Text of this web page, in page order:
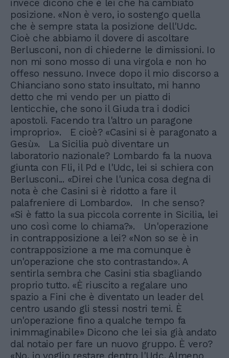
invece dicono che è lei che ha cambiato
posizione. «Non è vero, io sostengo quella
che è sempre stata la posizione dell'Udc.
Cioè che abbiamo il dovere di ascoltare
Berlusconi, non di chiederne le dimissioni. Io
non mi sono mosso di una virgola e non ho
offeso nessuno. Invece dopo il mio discorso a
Chianciano sono stato insultato, mi hanno
detto che mi vendo per un piatto di
lenticchie, che sono il Giuda tra i dodici
apostoli. Facendo tra l'altro un paragone
improprio». E cioè? «Casini si è paragonato a
Gesù». La Sicilia può diventare un
laboratorio nazionale? Lombardo fa la nuova
giunta con Fli, il Pd e l'Udc, lei si schiera con
Berlusconi... «Direi che l'unica cosa degna di
nota è che Casini si è ridotto a fare il
palafreniere di Lombardo». In che senso?
«Si è fatto la sua piccola corrente in Sicilia, lei
uno così come lo chiama?». Un'operazione
in contrapposizione a lei? «Non so se è in
contrapposizione a me ma comunque è
un'operazione che sto contrastando». A
sentirla sembra che Casini stia sbagliando
proprio tutto. «È riuscito a regalare uno
spazio a Fini che è diventato un leader del
centro usando gli stessi nostri temi. È
un'operazione fino a qualche tempo fa
inimmaginabile» Dicono che lei sia già andato
dal notaio per fare un nuovo gruppo. È vero?